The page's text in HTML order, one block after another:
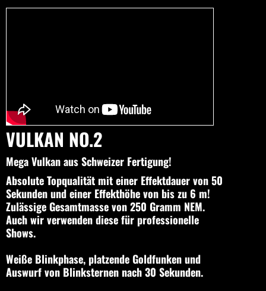
VULKAN NO.2
Mega Vulkan aus Schweizer Fertigung!
Absolute Topqualität mit einer Effektdauer von 50
Sekunden und einer Effekthöhe von bis zu 6 m!
Zulässige Gesamtmasse von 250 Gramm NEM.
Auch wir verwenden diese für professionelle
Shows.
Weiße Blinkphase, platzende Goldfunken und
Auswurf von Blinksternen nach 30 Sekunden.